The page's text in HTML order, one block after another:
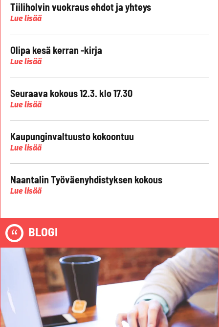
Tiiliholvin vuokraus ehdot ja yhteys
Lue lisää
Olipa kesä kerran -kirja
Lue lisää
Seuraava kokous 12.3. klo 17.30
Lue lisää
Kaupunginvaltuusto kokoontuu
Lue lisää
Naantalin Työväenyhdistyksen kokous
Lue lisää
BLOGI